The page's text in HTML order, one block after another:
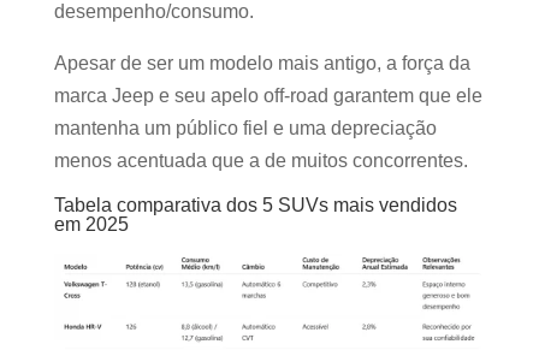
desempenho/consumo.
Apesar de ser um modelo mais antigo, a força da
marca Jeep e seu apelo off-road garantem que ele
mantenha um público fiel e uma depreciação
menos acentuada que a de muitos concorrentes.
Tabela comparativa dos 5 SUVs mais vendidos
em 2025